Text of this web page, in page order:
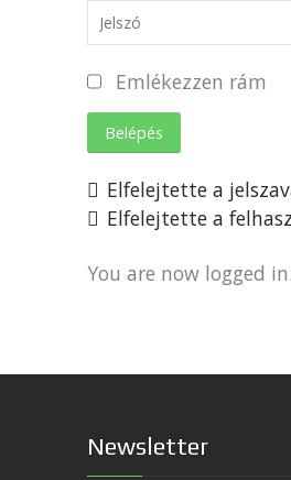
Emlékezzen rám
Belépés
Elfelejtette a
Elfelejtette a
You are now logged in.
Newsletter